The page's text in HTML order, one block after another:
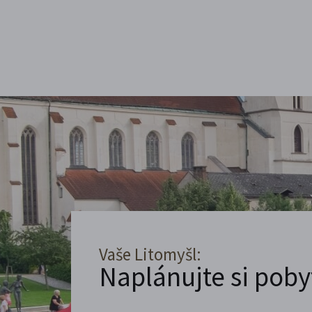
Vaše Litomyšl:
Naplánujte si